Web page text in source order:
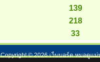
139
218
33
Copyright ©2026เว็บบอร์ด หมอดูแม่